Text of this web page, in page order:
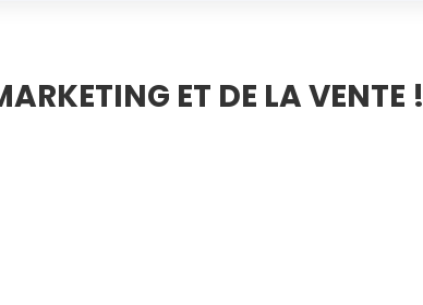
ET DE LA VENTE !